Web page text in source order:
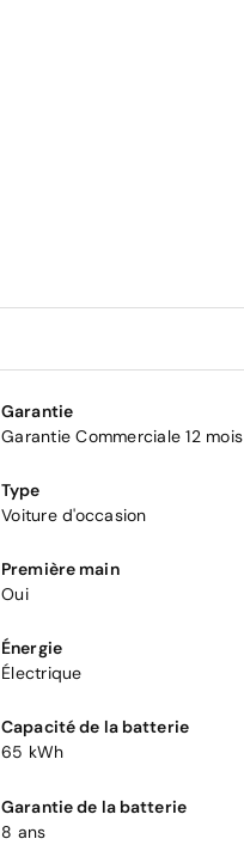
Garantie
Garantie Commerciale 12 mois
Type
Voiture d'occasion
Première main
Oui
Énergie
Électrique
Capacité de la batterie
65 kWh
Garantie de la batterie
8 ans